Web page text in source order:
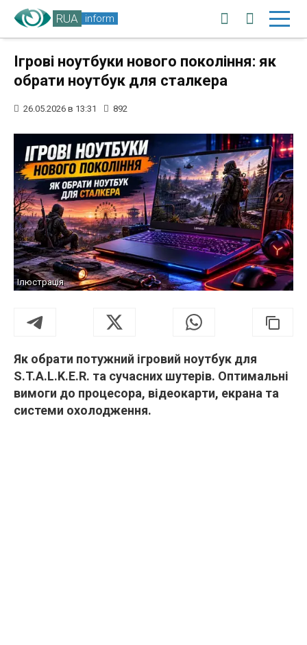
RUA inform
Ігрові ноутбуки нового покоління: як
обрати ноутбук для сталкера
26.05.2026 в 13:31 892
Ілюстрація
Як обрати потужний ігровий ноутбук для
S.T.A.L.K.E.R. та сучасних шутерів. Оптимальні
вимоги до процесора, відеокарти, екрана та
системи охолодження.